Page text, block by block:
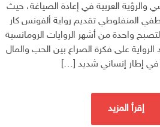
والرؤية العربية في إعادة الصياغة، حيث
المنفلوطي تقديم رواية ألفونس كار
واحدة من أشهر الروايات الرومانسية
على فكرة الصراع بين الحب والمال
في إطار إنساني شديد […]
إقرأ المزيد